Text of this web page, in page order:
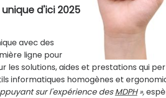
unique d'ici 2025
avec des
ligne pour
les solutions, aides et prestations qui
informatiques homogènes et
sur l'expérience desMDPH»,